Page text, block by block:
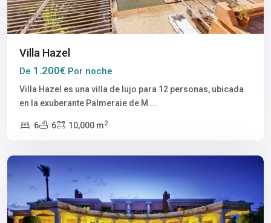
Villa Hazel
De 1.200€ Por noche
Villa Hazel es una villa de lujo para 12 personas, ubicada
en la exuberante Palmeraie de M ...
6 6 10,000 m2